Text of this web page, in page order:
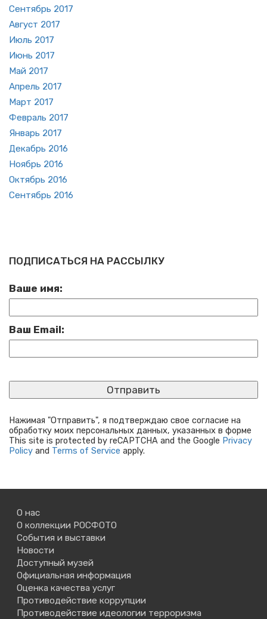
Сен­тябрь 2017
Ав­густ 2017
Июль 2017
Июнь 2017
Май 2017
Ап­рель 2017
Март 2017
Фев­раль 2017
Ян­варь 2017
Де­кабрь 2016
Но­ябрь 2016
Ок­тябрь 2016
Сен­тябрь 2016
ПОДПИСАТЬСЯ НА РАССЫЛКУ
Ваше имя:
Ваш Email:
Нажимая "Отправить", я подтверждаю свое согласие на
обработку моих персональных данных, указанных в форме
This site is protected by reCAPTCHA and the Google Privacy
Policy and Terms of Service apply.
О нас
О коллекции РОСФОТО
События и выставки
Новости
Доступный музей
Официальная информация
Оценка качества услуг
Противодействие коррупции
Противодействие идеологии терроризма